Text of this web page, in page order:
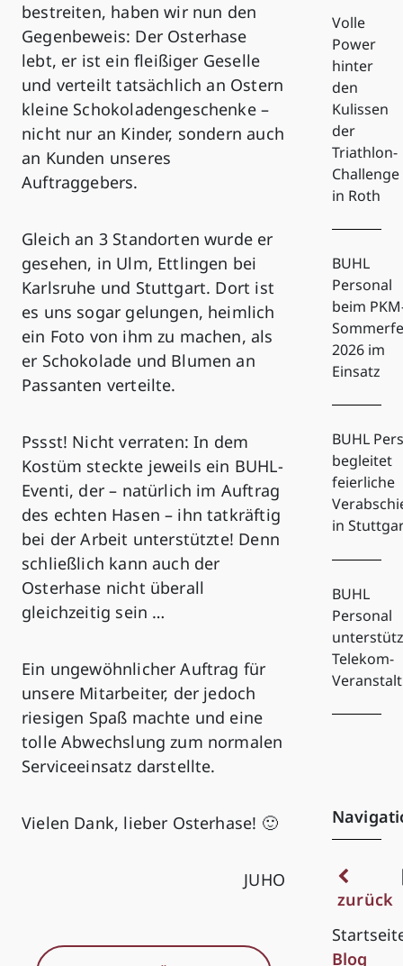
bestreiten, haben wir nun den
Gegenbeweis: Der Osterhase
lebt, er ist ein fleißiger Geselle
und verteilt tatsächlich an Ostern
kleine Schokoladengeschenke –
nicht nur an Kinder, sondern auch
an Kunden unseres
Auftraggebers.
Gleich an 3 Standorten wurde er
gesehen, in Ulm, Ettlingen bei
Karlsruhe und Stuttgart. Dort ist
es uns sogar gelungen, heimlich
ein Foto von ihm zu machen, als
er Schokolade und Blumen an
Passanten verteilte.
Pssst! Nicht verraten: In dem
Kostüm steckte jeweils ein BUHL-
Eventi, der – natürlich im Auftrag
des echten Hasen – ihn tatkräftig
bei der Arbeit unterstützte! Denn
schließlich kann auch der
Osterhase nicht überall
gleichzeitig sein …
Ein ungewöhnlicher Auftrag für
unsere Mitarbeiter, der jedoch
riesigen Spaß machte und eine
tolle Abwechslung zum normalen
Serviceeinsatz darstellte.
Vielen Dank, lieber Osterhase! 🙂
JUHO
Volle
Power
hinter
den
Kulissen
der
Triathlon-
Challenge
in Roth
BUHL
Personal
beim
2026 im
Einsatz
BUHL
begleitet
feierliche
in
BUHL
Personal
Telekom-
zurück
Blog